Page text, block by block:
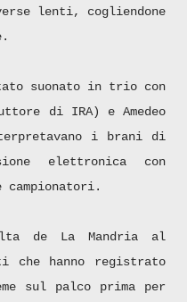
lenti, cogliendone
suonato in trio con
di IRA) e Amedeo
i brani di
elettronica con
de La Mandria al
che hanno registrato
sul palco prima per